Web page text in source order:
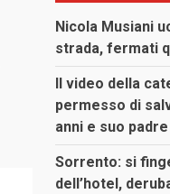
Nicola Musiani
strada, fermati
Il video della
permesso di
anni e suo padre
Sorrento: si
dell’hotel,